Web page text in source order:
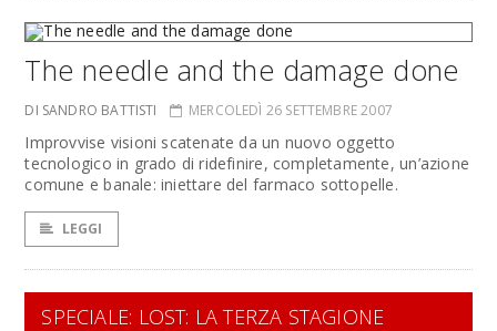
The needle and the damage done
DI SANDRO BATTISTI MERCOLEDÌ 26 SETTEMBRE 2007
Improvvise visioni scatenate da un nuovo oggetto
tecnologico in grado di ridefinire, completamente, un’azione
comune e banale: iniettare del farmaco sottopelle.
LEGGI
SPECIALE: LOST: LA TERZA STAGIONE